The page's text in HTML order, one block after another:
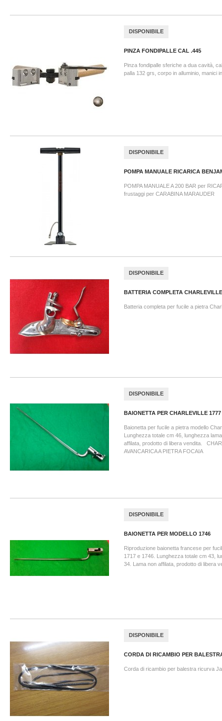
DISPONIBILE
PINZA FONDIPALLE CAL .445
Pinza fondipalle sferiche a dua cavità,
palla 132 grs, corpo in alluminio, manici
DISPONIBILE
POMPA MANUALE RICARICA
POMPA MANUALE A 200 BAR per
frustaggi per CARABINA MARAUDER
DISPONIBILE
BATTERIA COMPLETA CHARLEVILLE
Batteria completa per fucile a pietra
DISPONIBILE
BAIONETTA PER CHARLEVILLE 1777
Baionetta per fucile a pietra modello
Lunghezza totale cm 46, lunghezza
affilata, prodotto di libera vendita.
AVANCARICA A PIETRA FOCAIA
DISPONIBILE
BAIONETTA PER MODELLO 1746
Riproduzione baionetta francese per
1717 e 1746. Lunghezza totale cm 43,
34. Lama non affilata, prodotto di libera
DISPONIBILE
CORDA DI RICAMBIO PER
Corda di ricambio per balestra ricurva